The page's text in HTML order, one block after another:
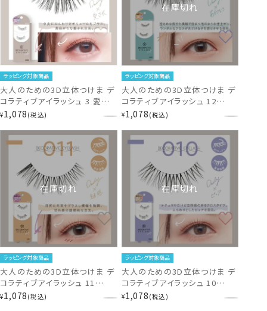
ラッピング対象商品
大人のための3D立体つけま デ
コラティブアイラッシュ 3 愛さ
れタイプ DecorativeEyelash
¥1,078 税込
在庫切れ
ラッピング対象商品
大人のための3D立体つけま デ
コラティブアイラッシュ 12
DecorativeEyelash
¥1,078 税込
在庫切れ
ラッピング対象商品
大人のための3D立体つけま デ
コラティブアイラッシュ 11
DecorativeEyelash
¥1,078 税込
在庫切れ
ラッピング対象商品
大人のための3D立体つけま デ
コラティブアイラッシュ 10
DecorativeEyelash
¥1,078 税込